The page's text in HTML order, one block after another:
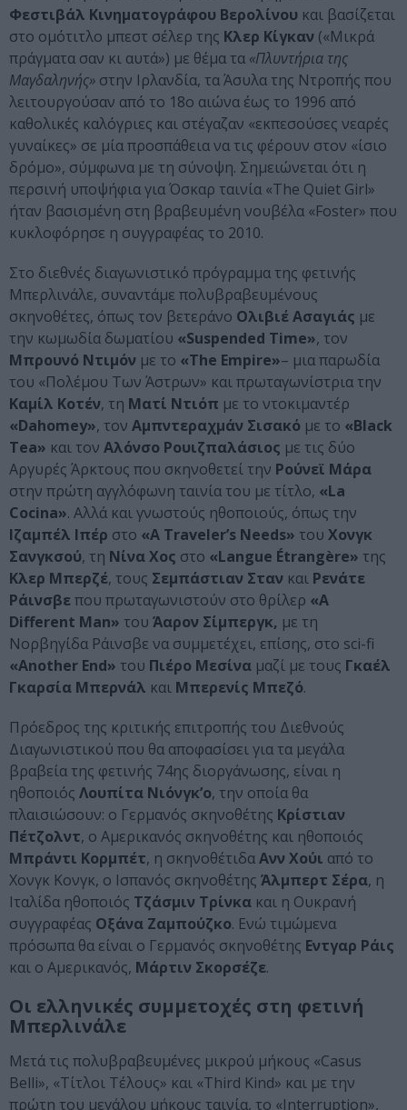
Φεστιβάλ Κινηματογράφου Βερολίνου και βασίζεται
στο ομότιτλο μπεστ σέλερ της Κλερ Κίγκαν («Μικρά
πράγματα σαν κι αυτά») με θέμα τα «Πλυντήρια της
Μαγδαληνής» στην Ιρλανδία, τα Άσυλα της Ντροπής που
λειτουργούσαν από το 18ο αιώνα έως το 1996 από
καθολικές καλόγριες και στέγαζαν «εκπεσούσες νεαρές
γυναίκες» σε μία προσπάθεια να τις φέρουν στον «ίσιο
δρόμο», σύμφωνα με τη σύνοψη. Σημειώνεται ότι η
περσινή υποψήφια για Όσκαρ ταινία «The Quiet Girl»
ήταν βασισμένη στη βραβευμένη νουβέλα «Foster» που
κυκλοφόρησε η συγγραφέας το 2010.
Στο διεθνές διαγωνιστικό πρόγραμμα της φετινής
Μπερλινάλε, συναντάμε πολυβραβευμένους
σκηνοθέτες, όπως τον βετεράνο Ολιβιέ Ασαγιάς με
την κωμωδία δωματίου «Suspended Time», τον
Μπρουνό Ντιμόν με το «The Empire»– μια παρωδία
του «Πολέμου Των Άστρων» και πρωταγωνίστρια την
Καμίλ Κοτέν, τη Ματί Ντιόπ με το ντοκιμαντέρ
«Dahomey», τον Αμπντεραχμάν Σισακό με το «Black
Tea» και τον Αλόνσο Ρουιζπαλάσιος με τις δύο
Αργυρές Άρκτους που σκηνοθετεί την Ρούνεϊ Μάρα
στην πρώτη αγγλόφωνη ταινία του με τίτλο, «La
Cocina». Αλλά και γνωστούς ηθοποιούς, όπως την
Ιζαμπέλ Ιπέρ στο «A Traveler’s Needs» του Χονγκ
Σανγκσού, τη Νίνα Χος στο «Langue Étrangère» της
Κλερ Μπερζέ, τους Σεμπάστιαν Σταν και Ρενάτε
Ράινσβεπου πρωταγωνιστούν στο θρίλερ «A
Different Man» του Άαρον Σίμπεργκ, με τη
Νορβηγίδα Ράινσβε να συμμετέχει, επίσης, στο sci-fi
«Another End» του Πιέρο Μεσίνα μαζί με τους Γκαέλ
Γκαρσία Μπερνάλ και Μπερενίς Μπεζό.
Πρόεδρος της κριτικής επιτροπής του Διεθνούς
Διαγωνιστικού που θα αποφασίσει για τα μεγάλα
βραβεία της φετινής 74ης διοργάνωσης, είναι η
ηθοποιός Λουπίτα Νιόνγκ’ο, την οποία θα
πλαισιώσουν: ο Γερμανός σκηνοθέτης Κρίστιαν
Πέτζολντ, ο Αμερικανός σκηνοθέτης και ηθοποιός
Μπράντι Κορμπέτ, η σκηνοθέτιδαΑνν Χούι από το
Χονγκ Κονγκ, ο Ισπανός σκηνοθέτης Άλμπερτ Σέρα, η
Ιταλίδα ηθοποιός Τζάσμιν Τρίνκα και η Ουκρανή
συγγραφέας Οξάνα Ζαμπούζκο. Ενώ τιμώμενα
πρόσωπα θα είναι ο Γερμανός σκηνοθέτης Εντγαρ Ράις
και ο Αμερικανός, Μάρτιν Σκορσέζε.
Οι ελληνικές συμμετοχές στη φετινή
Μπερλινάλε
Μετά τις πολυβραβευμένες μικρού μήκους «Casus
Belli», «Τίτλοι Τέλους» και «Third Kind» και με την
πρώτη του μεγάλου μήκους ταινία, το «Interruption»,